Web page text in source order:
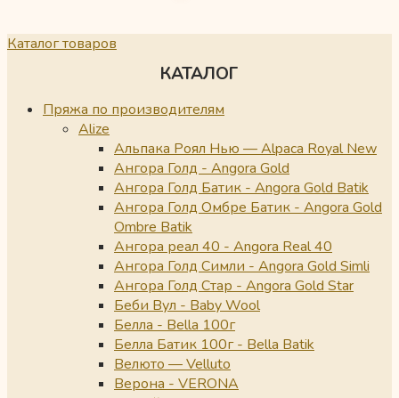
Каталог товаров
КАТАЛОГ
Пряжа по производителям
Alize
Альпака Роял Нью — Alpaca Royal New
Ангора Голд - Angora Gold
Ангора Голд Батик - Angora Gold Batik
Ангора Голд Омбре Батик - Angora Gold
Ombre Batik
Ангора реал 40 - Angora Real 40
Ангора Голд Симли - Angora Gold Simli
Ангора Голд Стар - Angora Gold Star
Беби Вул - Baby Wool
Белла - Bella 100г
Белла Батик 100г - Bella Batik
Велюто — Velluto
Верона - VERONA